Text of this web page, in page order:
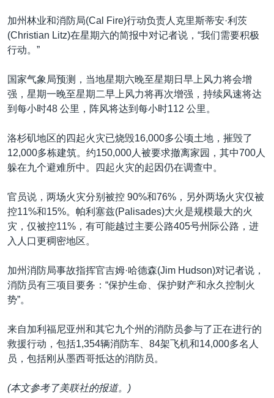
加州林业和消防局(Cal Fire)行动负责人克里斯蒂安·利茨
(Christian Litz)在星期六的简报中对记者说，“我们需要积极
行动。”
国家气象局预测，当地星期六晚至星期日早上风力将会增
强，星期一晚至星期二早上风力将再次增强，持续风速将达
到每小时48 公里，阵风将达到每小时112 公里。
洛杉矶地区的四起火灾已烧毁16,000多公顷土地，摧毁了
12,000多栋建筑。约150,000人被要求撤离家园，其中700人
躲在九个避难所中。四起火灾的起因仍在调查中。
官员说，两场火灾分别被控 90%和76%，另外两场火灾仅被
控11%和15%。帕利塞兹(Palisades)大火是规模最大的火
灾，仅被控11%，有可能越过主要公路405号州际公路，进
入人口更稠密地区。
加州消防局事故指挥官吉姆·哈德森(Jim Hudson)对记者说，
消防员有三项目要务：“保护生命、保护财产和永久控制火
势”。
来自加利福尼亚州和其它九个州的消防员参与了正在进行的
救援行动，包括1,354辆消防车、84架飞机和14,000多名人
员，包括刚从墨西哥抵达的消防员。
(本文参考了美联社的报道。)